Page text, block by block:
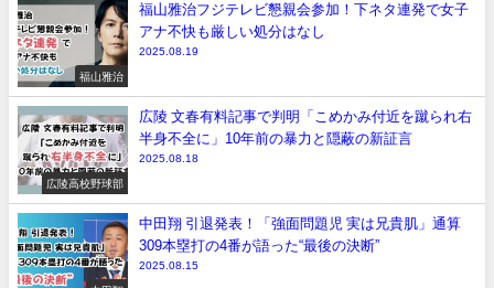
福山雅治
福山雅治フジテレビ懇親会参加！下ネタ連発で女子
アナ不快も厳しい処分はなし
2025.08.19
広陵高校野球部
広陵 文春有料記事で判明「こめかみ付近を蹴られ右
半身不全に」10年前の暴力と隠蔽の新証言
2025.08.18
中田翔 引退発表！「強面問題児 実は兄貴肌」通算
309本塁打の4番が語った“最後の決断”
2025.08.15